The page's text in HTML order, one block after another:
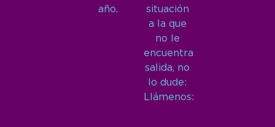
año.
situación
a la que
no le
encuentra
salida, no
lo dude:
Llámenos: